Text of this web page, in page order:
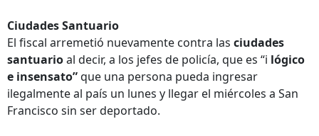
Ciudades Santuario
El fiscal arremetió nuevamente contra las ciudades
santuarioal decir, a los jefes de policía, que es “i lógico
e insensato”que una persona pueda ingresar
ilegalmente al país un lunes y llegar el miércoles a San
Francisco sin ser deportado.